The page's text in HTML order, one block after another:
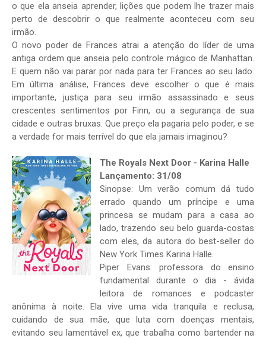
o que ela anseia aprender, lições que podem lhe trazer mais
perto de descobrir o que realmente aconteceu com seu
irmão.
O novo poder de Frances atrai a atenção do líder de uma
antiga ordem que anseia pelo controle mágico de Manhattan.
E quem não vai parar por nada para ter Frances ao seu lado.
Em última análise, Frances deve escolher o que é mais
importante, justiça para seu irmão assassinado e seus
crescentes sentimentos por Finn, ou a segurança de sua
cidade e outras bruxas. Que preço ela pagaria pelo poder, e se
a verdade for mais terrível do que ela jamais imaginou?
The Royals Next Door - Karina Halle
Lançamento: 31/08
Sinopse: Um verão comum dá tudo
errado quando um príncipe e uma
princesa se mudam para a casa ao
lado, trazendo seu belo guarda-costas
com eles, da autora do best-seller do
New York Times Karina Halle.
Piper Evans: professora do ensino
fundamental durante o dia - ávida
leitora de romances e podcaster
anônima à noite. Ela vive uma vida tranquila e reclusa,
cuidando de sua mãe, que luta com doenças mentais,
evitando seu lamentável ex, que trabalha como bartender na